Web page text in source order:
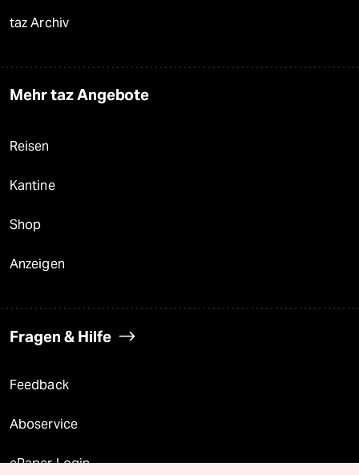
taz Archiv
Mehr taz Angebote
Reisen
Kantine
Shop
Anzeigen
Fragen & Hilfe
Feedback
Aboservice
ePaper Login